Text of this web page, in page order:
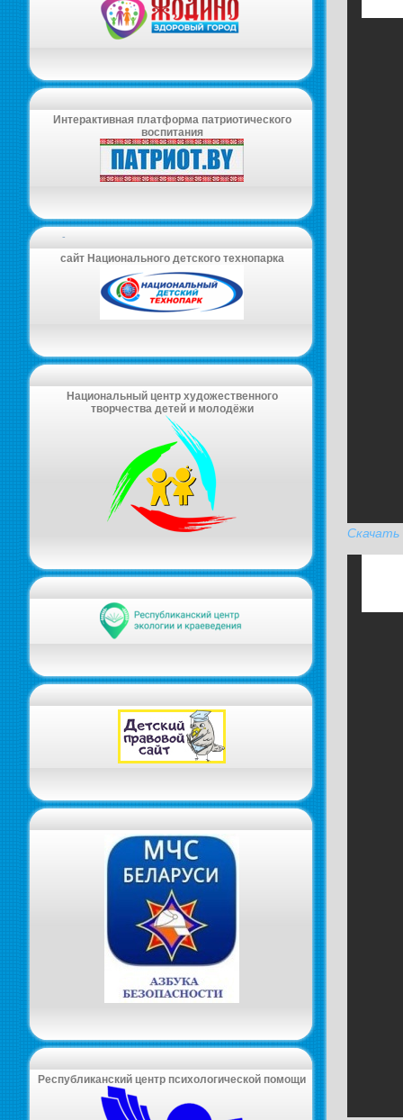
Интерактивная платформа патриотического
воспитания
-
сайт Национального детского технопарка
Национальный центр художественного
творчества детей и молодёжи
Республиканский центр психологической помощи